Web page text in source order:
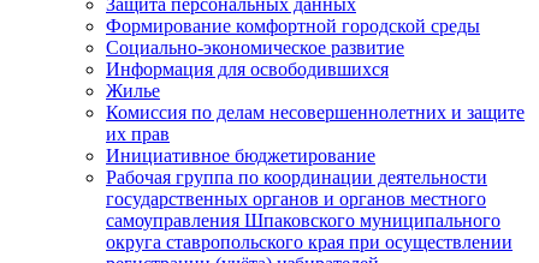
Защита персональных данных
Формирование комфортной городской среды
Социально-экономическое развитие
Информация для освободившихся
Жилье
Комиссия по делам несовершеннолетних и защите
их прав
Инициативное бюджетирование
Рабочая группа по координации деятельности
государственных органов и органов местного
самоуправления Шпаковского муниципального
округа ставропольского края при осуществлении